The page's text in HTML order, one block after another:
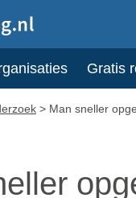
Gratis
> Man sneller